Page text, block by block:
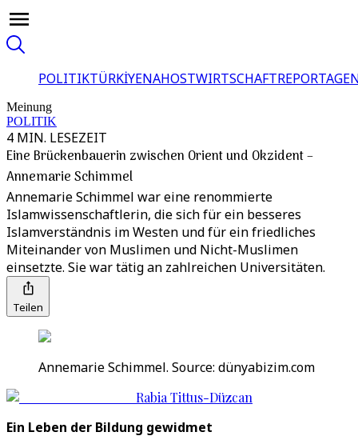
POLITIKTÜRKİYENAHOSTWIRTSCHAFT
Meinung
POLITIK
4 MIN. LESEZEIT
Eine Brückenbauerin zwischen Orient und Okzident –
Annemarie Schimmel
Annemarie Schimmel war eine renommierte
Islamwissenschaftlerin, die sich für ein besseres
Islamverständnis im Westen und für ein friedliches
Miteinander von Muslimen und Nicht-Muslimen
einsetzte. Sie war tätig an zahlreichen Universitäten.
Teilen
Annemarie Schimmel. Source: dünyabizim.com
Rabia Tittus-Düzcan
Ein Leben der Bildung gewidmet